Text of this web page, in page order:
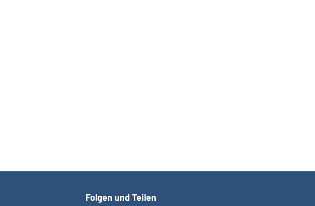
Folgen und Teilen